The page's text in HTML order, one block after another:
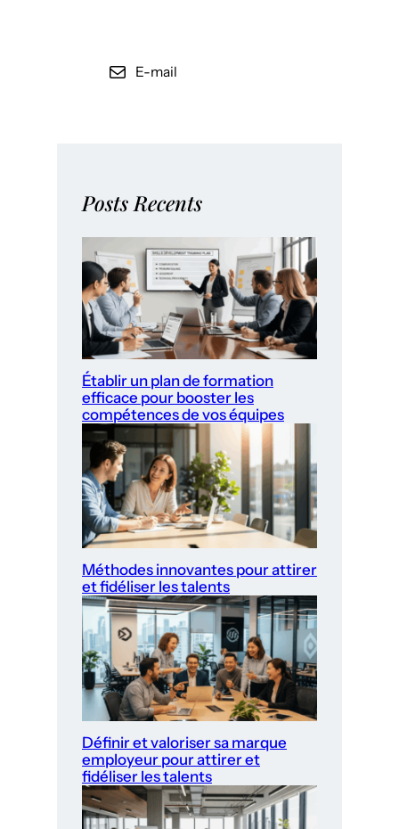
E-mail
Posts Recents
Établir un plan de formation
efficace pour booster les
compétences de vos équipes
Méthodes innovantes pour attirer
et fidéliser les talents
Définir et valoriser sa marque
employeur pour attirer et
fidéliser les talents